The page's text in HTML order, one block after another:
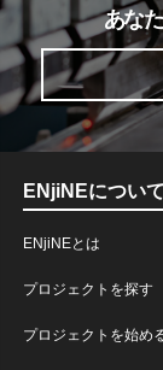
あな
ENjiNEについて
ENjiNEとは
プロジェクトを探す
プロジェクトを始め